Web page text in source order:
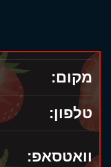
מקום:
טלפון:
וואטסאפ: